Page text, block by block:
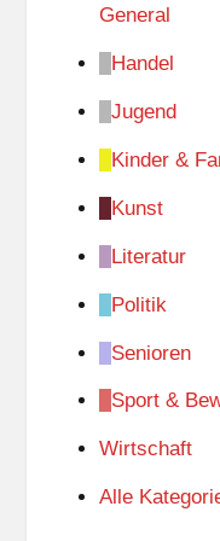
General
Handel
Jugend
Kinder &
Kunst
Literatur
Politik
Senioren
Sport &
Wirtschaft
Alle